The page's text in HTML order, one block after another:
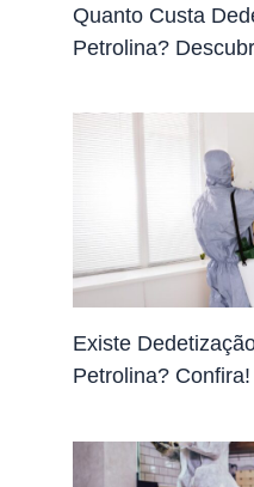
Quanto Custa
Petrolina?
Existe
Petrolina? Confira!